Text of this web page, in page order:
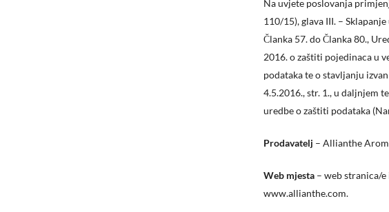
Na uvjete poslovanja
110/15), glava III. –
Članka 57. do Članka 80.,
2016. o zaštiti pojedinaca u
podataka te o stavljanju
4.5.2016., str. 1., u daljnjem
uredbe o zaštiti podataka
Prodavatelj – Allianthe
Web mjesta – web stranica/
www.allianthe.com.